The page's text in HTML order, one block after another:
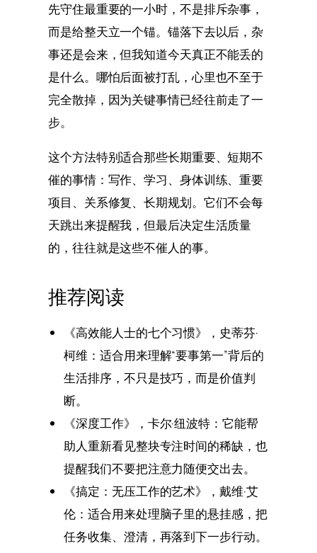
先守住最重要的一小时，不是排斥杂事，
而是给整天立一个锚。锚落下去以后，杂
事还是会来，但我知道今天真正不能丢的
是什么。哪怕后面被打乱，心里也不至于
完全散掉，因为关键事情已经往前走了一
步。
这个方法特别适合那些长期重要、短期不
催的事情：写作、学习、身体训练、重要
项目、关系修复、长期规划。它们不会每
天跳出来提醒我，但最后决定生活质量
的，往往就是这些不催人的事。
推荐阅读
《高效能人士的七个习惯》，史蒂芬·
柯维：适合用来理解“要事第一”背后的
生活排序，不只是技巧，而是价值判
断。
《深度工作》，卡尔·纽波特：它能帮
助人重新看见整块专注时间的稀缺，也
提醒我们不要把注意力随便交出去。
《搞定：无压工作的艺术》，戴维·艾
伦：适合用来处理脑子里的悬挂感，把
任务收集、澄清，再落到下一步行动。